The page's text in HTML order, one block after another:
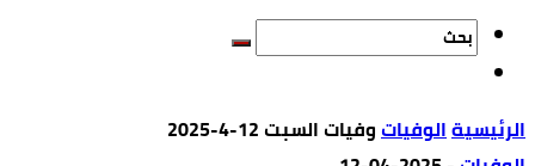
‫الرئيسية‬الوفياتوفيات السبت 12-4-2025